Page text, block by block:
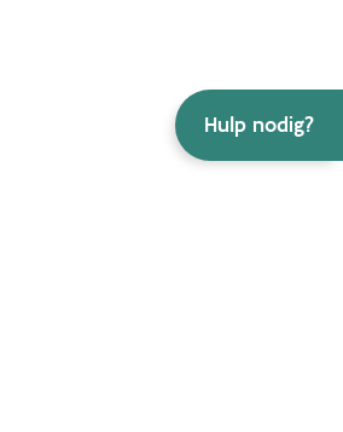
Hulp nodig?